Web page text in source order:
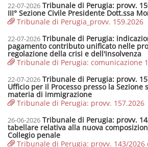
22-07-2026 Tribunale di Perugia: provv.
III° Sezione Civile Presidente Dott.ssa
Tribunale di Perugia_provv. 159.2026
22-07-2026 Tribunale di Perugia:
pagamento contributo unificato nelle
regolazione della crisi e dell'insolvenza
Tribunale di Perugia: comunicazione
22-07-2026 Tribunale di Perugia: provv.
Ufficio per il Processo presso la Sezione
materia di immigrazione
Tribunale di Perugia: provv. 157.2026
26-06-2026 Tribunale di Perugia: provv.
tabellare relativa alla nuova
Collegio penale
Tribunale di Perugia: provv. 143/2026